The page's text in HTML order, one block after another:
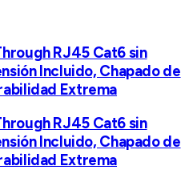
RJ45 Cat6 sin
Incluido, Chapado de
Extrema
RJ45 Cat6 sin
Incluido, Chapado de
Extrema